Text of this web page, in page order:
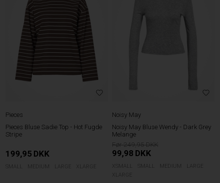
Pieces
Pieces Bluse Sadie Top - Hot Fugde
Stripe
199,95 DKK
SMALL MEDIUM LARGE XLARGE
Noisy May
Noisy May Bluse Wendy - Dark Grey
Melange
249,95
99,98 DKK
XSMALL SMALL MEDIUM
LARGE
XLARGE